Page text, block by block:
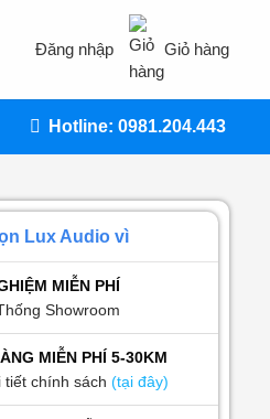
Đăng nhập Giỏ hàng
Hotline: 0981.204.443
Lux Audio vì
MIỄN PHÍ
Showroom
MIỄN PHÍ 5-30KM
tiết chính sách (tại đây)